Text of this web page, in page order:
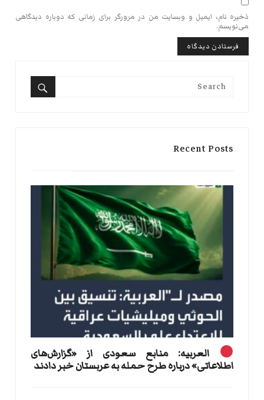
ذخیره نام، ایمیل و وبسایت من در مرورگر برای زمانی که دوباره دیدگاهی
می‌نویسم.
Search
Recent Posts
العربیه: منابع سعودی از «گزارش‌های
اطلاعاتی» درباره طرح حمله به عربستان خبر دادند